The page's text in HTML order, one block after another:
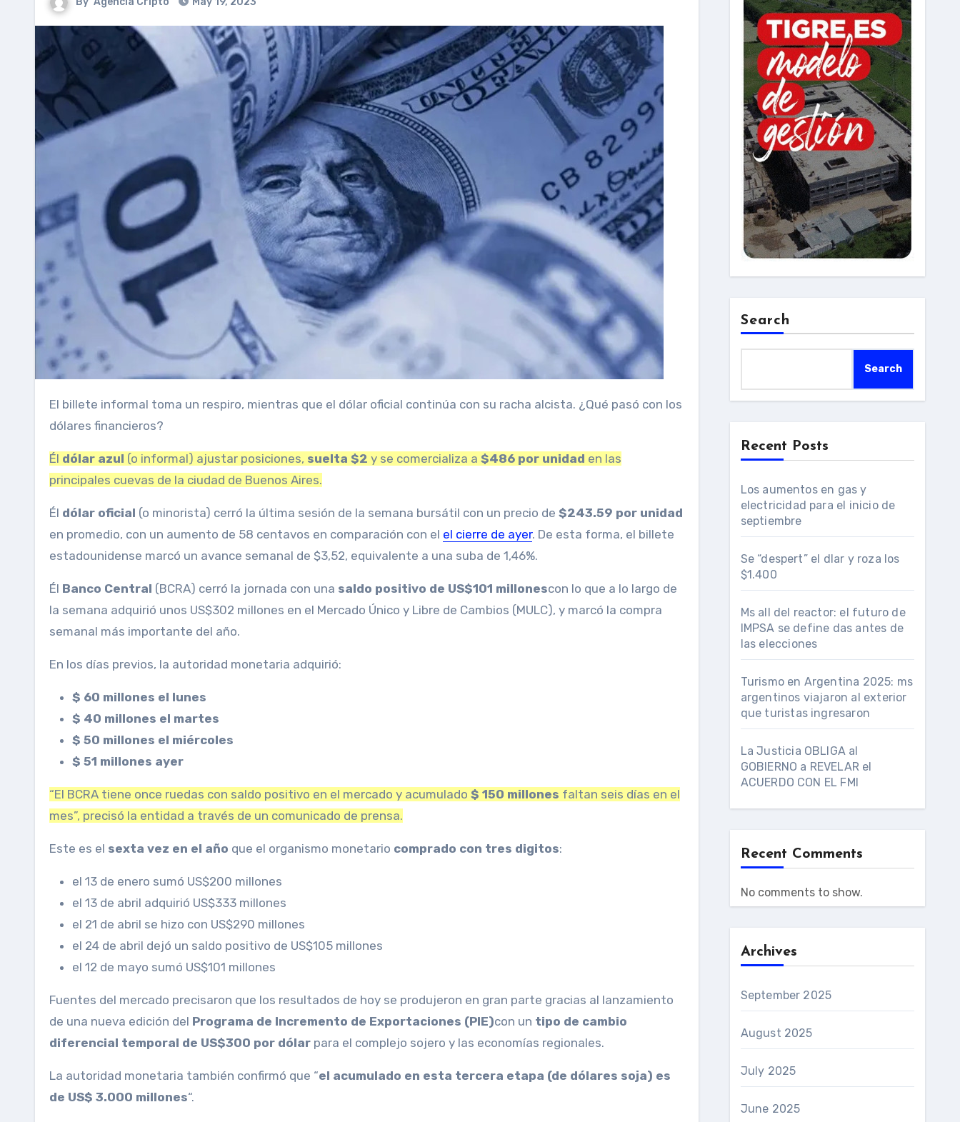
El billete informal toma un respiro, mientras que el dólar oficial continúa con su racha alcista. ¿Qué pasó con los
dólares financieros?
Él dólar azul (o informal) ajustar posiciones, suelta $2 y se comercializa a $486 por unidad en las
principales cuevas de la ciudad de Buenos Aires.
Él dólar oficial (o minorista) cerró la última sesión de la semana bursátil con un precio de $243.59 por unidad
en promedio, con un aumento de 58 centavos en comparación con el el cierre de ayer. De esta forma, el billete
estadounidense marcó un avance semanal de $3,52, equivalente a una suba de 1,46%.
Él Banco Central (BCRA) cerró la jornada con una saldo positivo de US$101 millonescon lo que a lo largo de
la semana adquirió unos US$302 millones en el Mercado Único y Libre de Cambios (MULC), y marcó la compra
semanal más importante del año.
En los días previos, la autoridad monetaria adquirió:
$ 60 millones el lunes
$ 40 millones el martes
$ 50 millones el miércoles
$ 51 millones ayer
“El BCRA tiene once ruedas con saldo positivo en el mercado y acumulado $ 150 millones faltan seis días en el
mes”, precisó la entidad a través de un comunicado de prensa.
Este es el sexta vez en el año que el organismo monetario comprado con tres digitos:
el 13 de enero sumó US$200 millones
el 13 de abril adquirió US$333 millones
el 21 de abril se hizo con US$290 millones
el 24 de abril dejó un saldo positivo de US$105 millones
el 12 de mayo sumó US$101 millones
Fuentes del mercado precisaron que los resultados de hoy se produjeron en gran parte gracias al lanzamiento
de una nueva edición del Programa de Incremento de Exportaciones (PIE)con un tipo de cambio
diferencial temporal de US$300 por dólar para el complejo sojero y las economías regionales.
La autoridad monetaria también confirmó que “el acumulado en esta tercera etapa (de dólares soja) es
de US$ 3.000 millones“.
Search
Search
Recent Posts
Los aumentos en gas y
electricidad para el inicio de
septiembre
Se “despert” el dlar y roza los
$1.400
Ms all del reactor: el futuro de
IMPSA se define das antes de
las elecciones
Turismo en Argentina 2025: ms
argentinos viajaron al exterior
que turistas ingresaron
La Justicia OBLIGA al
GOBIERNO a REVELAR el
ACUERDO CON EL FMI
Recent Comments
No comments to show.
Archives
September 2025
August 2025
July 2025
June 2025